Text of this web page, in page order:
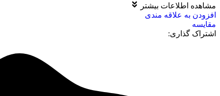
مشاهده اطلاعات بیشتر
افزودن به علاقه مندی
مقايسه
اشتراک گذاری: